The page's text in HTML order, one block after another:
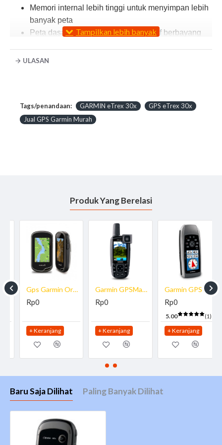
Memori internal lebih tinggi untuk menyimpan lebih
banyak peta
Peta dasar seluruh dunia dengan relif berbayang
sinar matahari
eTrex 30x adalah versi yang disempurnakan dari versi
eTrex 30 populer kami, dengan resolusi layar yang lebih
tinggi untuk kemampuan baca yang lebih baik dan
eTrex 30x memiliki layar 2,2 inci, 65K warna, dan
antisilau yang disempurnakan. eTrex 30 yang tahan lama
dan kedap air ini dirancang untuk menahan berbagai
elemennya. Antarmuka perangkat ini telah ditingkatkan
namun tetap mempertahankan ketangguhannya yang
melegenda terhadap berbagai unsur, baik debu, kotoron,
kelembaban, maupun air; tidak akan melekat di navigator
Peralatan Baru untuk Trek Anda
eTrex 30x menambahkan kompas elektronik 3 sumbu
dengan kompensasi kemiringan, yang menampilkan arah
meskipun Anda tidak bergerak dan tanpa
memiringkannya. Perangkat ini juga dilengkapi altimeter
barometrik yang akan memantau perubahan tekanan
untuk menentukan ketinggian yang akurat, dan Anda
dapat menggunakannya untuk memplot tekanan udara
dari waktu ke waktu, yang dapat membantu mengawasi
perubahan kondisi cuaca.
ULASAN
Tags/penandaan: GARMIN eTrex 30x
GPS eTrex 30x
Jual GPS Garmin Murah
Produk Yang Berelasi
Gps Garmin Oregon 650
Rp0
+ Keranjang
Garmin GPSMap 62Sc
Rp0
+ Keranjang
Garmin GPS 78S
Rp0
5.00 (1)
+ Keranjang
Baru Saja Dilihat Paling Banyak Dilihat